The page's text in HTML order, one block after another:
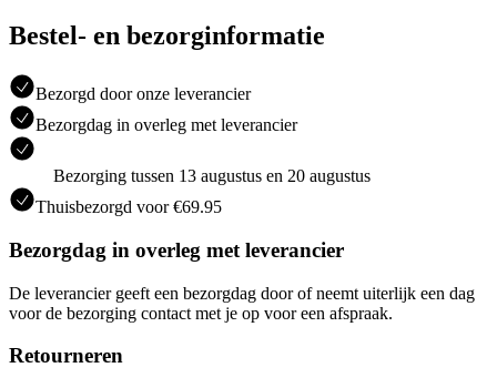
Bestel- en bezorginformatie
Bezorgd door onze leverancier
Bezorgdag in overleg met leverancier
Bezorging tussen 13 augustus en 20 augustus
Thuisbezorgd voor €69.95
Bezorgdag in overleg met leverancier
De leverancier geeft een bezorgdag door of neemt uiterlijk een dag
voor de bezorging contact met je op voor een afspraak.
Retourneren